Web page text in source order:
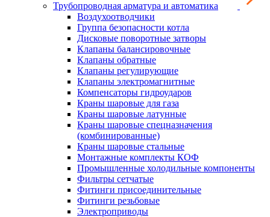
Трубопроводная арматура и автоматика
Воздухоотводчики
Группа безопасности котла
Дисковые поворотные затворы
Клапаны балансировочные
Клапаны обратные
Клапаны регулирующие
Клапаны электромагнитные
Компенсаторы гидроударов
Краны шаровые для газа
Краны шаровые латунные
Краны шаровые спецназначения
(комбинированные)
Краны шаровые стальные
Монтажные комплекты КОФ
Промышленные холодильные компоненты
Фильтры сетчатые
Фитинги присоединительные
Фитинги резьбовые
Электроприводы